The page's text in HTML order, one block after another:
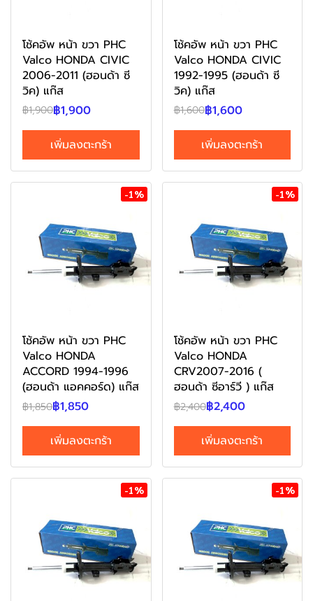
โช้คอัพ หน้า ขวา PHC
Valco HONDA CIVIC
2006-2011 (ฮอนด้า ซี
วิค) แก๊ส
฿1,900฿1,900
เพิ่มลงตะกร้า
โช้คอัพ หน้า ขวา PHC
Valco HONDA CIVIC
1992-1995 (ฮอนด้า ซี
วิค) แก๊ส
฿1,600฿1,600
เพิ่มลงตะกร้า
-1%
โช้คอัพ หน้า ขวา PHC
Valco HONDA
ACCORD 1994-1996
(ฮอนด้า แอคคอร์ด) แก๊ส
฿1,850฿1,850
เพิ่มลงตะกร้า
-1%
โช้คอัพ หน้า ขวา PHC
Valco HONDA
CRV2007-2016 (
ฮอนด้า ซีอาร์วี ) แก๊ส
฿2,400฿2,400
เพิ่มลงตะกร้า
-1% -1%